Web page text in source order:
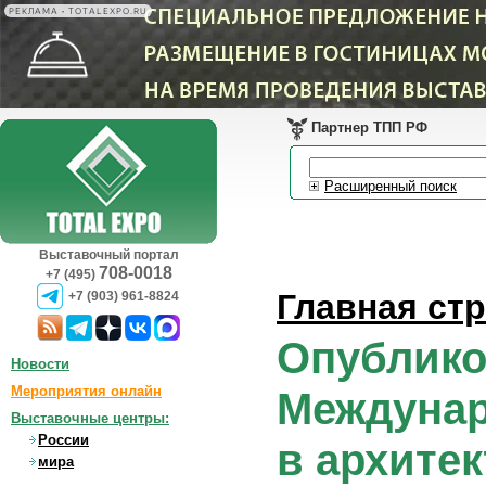
РЕКЛАМА • TOTALEXPO.RU
Выставочный портал
+7 (495) 708-0018
+7 (903) 961-8824
Партнер ТПП РФ
Расширенный поиск
Главная
в
Новости
Мероприятия онлайн
Выставочные центры:
России
мира